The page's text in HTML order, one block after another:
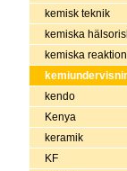
kemisk teknik
kemiska
kemiska
kendo
Kenya
keramik
KF